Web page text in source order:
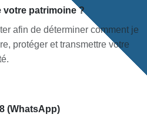
votre patrimoine ?
afin de déterminer comment je
protéger et transmettre votre
(WhatsApp)